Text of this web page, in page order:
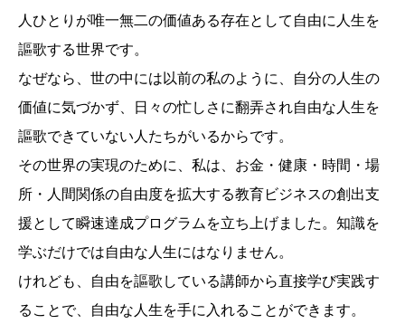
人ひとりが唯一無二の価値ある存在として自由に人生を
謳歌する世界です。
なぜなら、世の中には以前の私のように、自分の人生の
価値に気づかず、日々の忙しさに翻弄され自由な人生を
謳歌できていない人たちがいるからです。
その世界の実現のために、私は、お金・健康・時間・場
所・人間関係の自由度を拡大する教育ビジネスの創出支
援として瞬速達成プログラムを立ち上げました。知識を
学ぶだけでは自由な人生にはなりません。
けれども、自由を謳歌している講師から直接学び実践す
ることで、自由な人生を手に入れることができます。